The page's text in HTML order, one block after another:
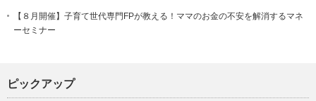
【８月開催】子育て世代専門FPが教える！ママのお金の不安を解消するマネ
ーセミナー
ピックアップ